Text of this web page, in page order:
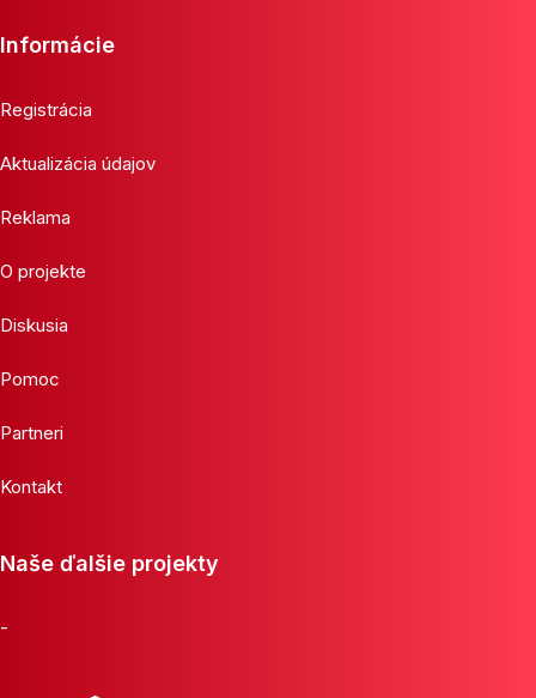
Informácie
Registrácia
Aktualizácia údajov
Reklama
O projekte
Diskusia
Pomoc
Partneri
Kontakt
Naše ďalšie projekty
-